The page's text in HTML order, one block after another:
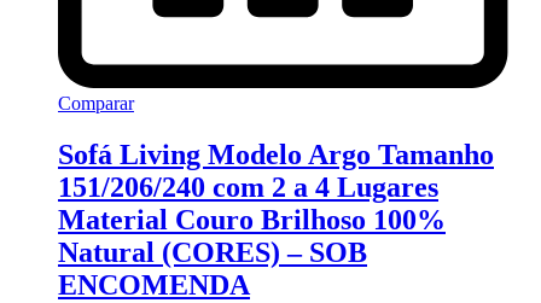
Comparar
Sofá Living Modelo Argo Tamanho
151/206/240 com 2 a 4 Lugares
Material Couro Brilhoso 100%
Natural (CORES) – SOB
ENCOMENDA